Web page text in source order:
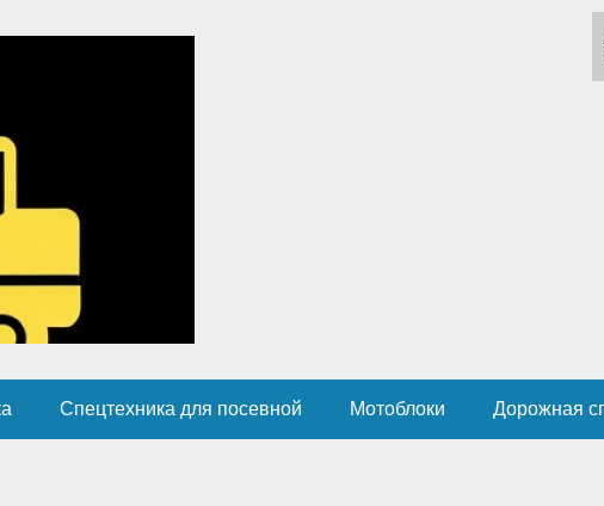
Спецтехника для посевной Мотоблоки Дорожная